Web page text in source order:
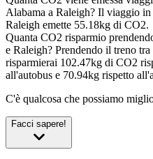
Alabama a Raleigh? Il viaggio in
Raleigh emette 55.18kg di CO2.
Quanta CO2 risparmio
e Raleigh? Prendendo il treno
risparmierai 102.47kg di CO2
all'autobus e 70.94kg rispetto
C'è qualcosa che possiamo
Facci sapere!